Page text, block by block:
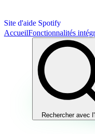
Site d'aide Spotify
AccueilFonctionnalités
Rechercher avec